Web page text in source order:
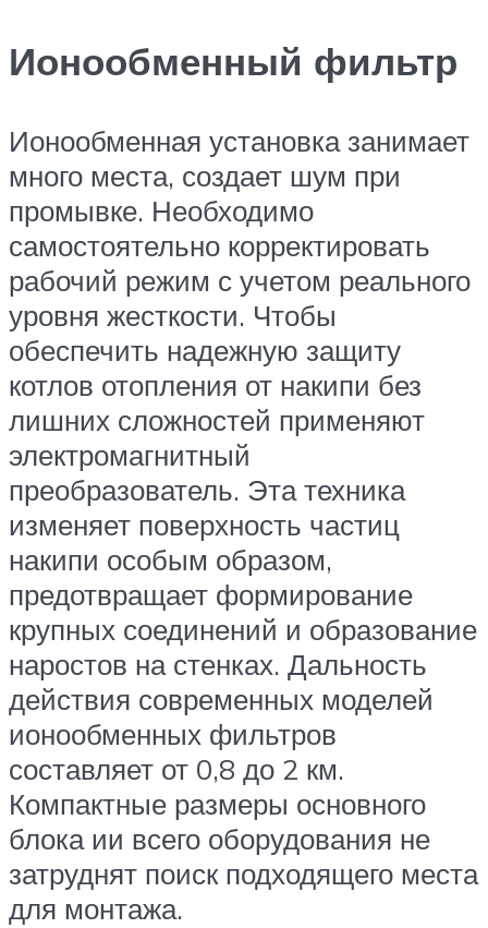
Ионообменный фильтр
Ионообменная установка занимает
много места, создает шум при
промывке. Необходимо
самостоятельно корректировать
рабочий режим с учетом реального
уровня жесткости. Чтобы
обеспечить надежную защиту
котлов отопления от накипи без
лишних сложностей применяют
электромагнитный
преобразователь. Эта техника
изменяет поверхность частиц
накипи особым образом,
предотвращает формирование
крупных соединений и образование
наростов на стенках. Дальность
действия современных моделей
ионообменных фильтров
составляет от 0,8 до 2 км.
Компактные размеры основного
блока ии всего оборудования не
затруднят поиск подходящего места
для монтажа.